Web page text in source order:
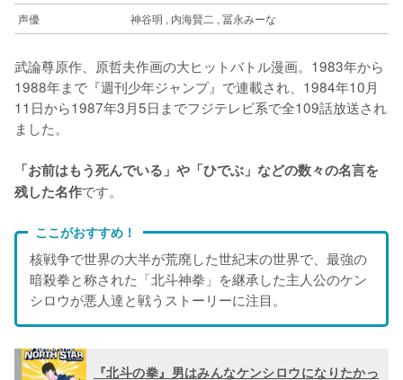
声優
神谷明 , 内海賢二 , 冨永みーな
武論尊原作、原哲夫作画の大ヒットバトル漫画。1983年から
1988年まで『週刊少年ジャンプ』で連載され、1984年10月
11日から1987年3月5日までフジテレビ系で全109話放送され
ました。
「お前はもう死んでいる」や「ひでぶ」などの数々の名言を
残した名作です。
ここがおすすめ！
核戦争で世界の大半が荒廃した世紀末の世界で、最強の
暗殺拳と称された「北斗神拳」を継承した主人公のケン
シロウが悪人達と戦うストーリーに注目。
『北斗の拳』男はみんなケンシロウになりたかっ